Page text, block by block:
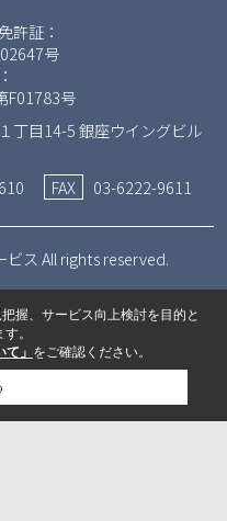
許証：
号
F01783号
丁目14-5 銀座ウイングビル
FAX 03-6222-9611
ス All rights reserved.
握、サービス向上検討を目的と
。
」 をご確認ください。